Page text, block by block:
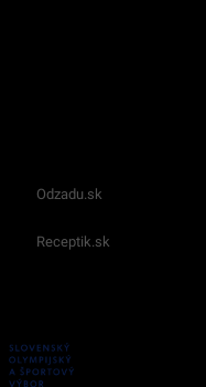
Odzadu.sk
Receptik.sk